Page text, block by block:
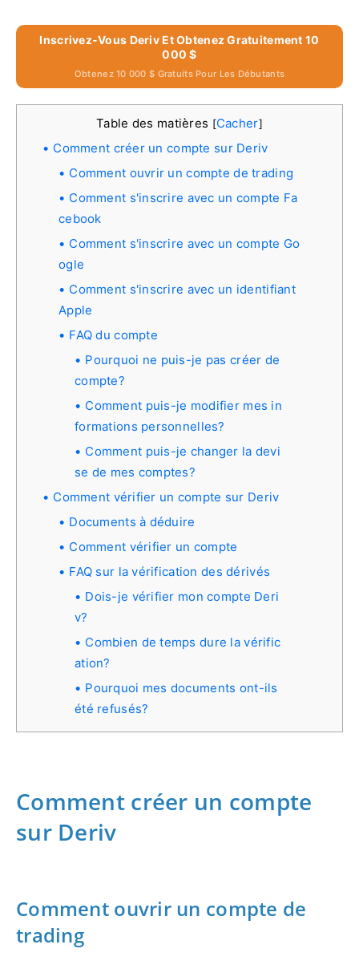
Inscrivez-Vous Deriv Et Obtenez Gratuitement 10
000 $
Obtenez 10 000 $ Gratuits Pour Les Débutants
Table des matières [Cacher]
Comment créer un compte sur Deriv
Comment ouvrir un compte de trading
Comment s'inscrire avec un compte Fa
cebook
Comment s'inscrire avec un compte Go
ogle
Comment s'inscrire avec un identifiant
Apple
FAQ du compte
Pourquoi ne puis-je pas créer de
compte?
Comment puis-je modifier mes in
formations personnelles?
Comment puis-je changer la devi
se de mes comptes?
Comment vérifier un compte sur Deriv
Documents à déduire
Comment vérifier un compte
FAQ sur la vérification des dérivés
Dois-je vérifier mon compte Deri
v?
Combien de temps dure la vérific
ation?
Pourquoi mes documents ont-ils
été refusés?
Comment créer un compte
sur Deriv
Comment ouvrir un compte de
trading